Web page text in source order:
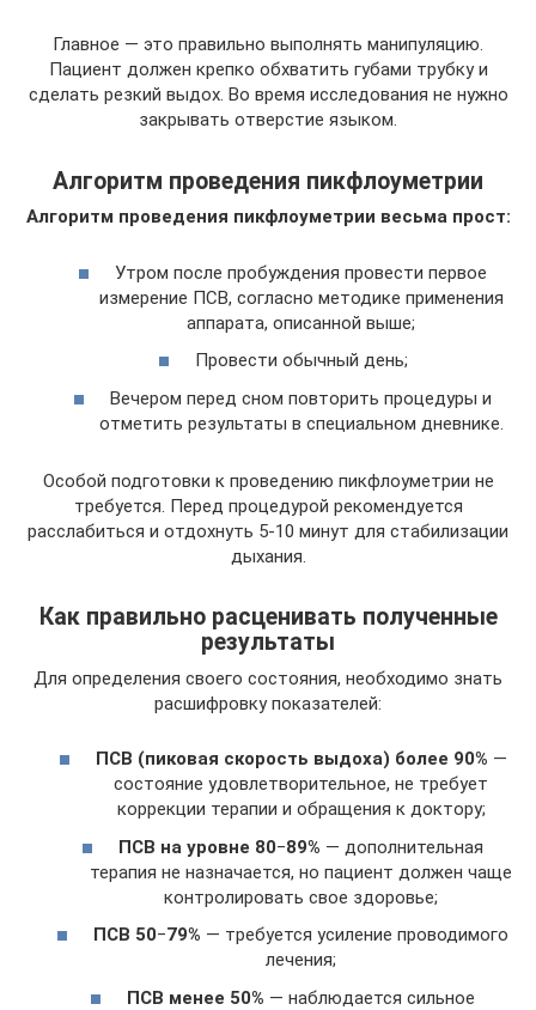
Главное — это правильно выполнять манипуляцию.
Пациент должен крепко обхватить губами трубку и
сделать резкий выдох. Во время исследования не нужно
закрывать отверстие языком.
Алгоритм проведения пикфлоуметрии
Алгоритм проведения пикфлоуметрии весьма прост:
Утром после пробуждения провести первое
измерение ПСВ, согласно методике применения
аппарата, описанной выше;
Провести обычный день;
Вечером перед сном повторить процедуры и
отметить результаты в специальном дневнике.
Особой подготовки к проведению пикфлоуметрии не
требуется. Перед процедурой рекомендуется
расслабиться и отдохнуть 5-10 минут для стабилизации
дыхания.
Как правильно расценивать полученные
результаты
Для определения своего состояния, необходимо знать
расшифровку показателей:
ПСВ (пиковая скорость выдоха) более 90% —
состояние удовлетворительное, не требует
коррекции терапии и обращения к доктору;
ПСВ на уровне 80‒89% — дополнительная
терапия не назначается, но пациент должен чаще
контролировать свое здоровье;
ПСВ 50‒79% — требуется усиление проводимого
лечения;
ПСВ менее 50% — наблюдается сильное